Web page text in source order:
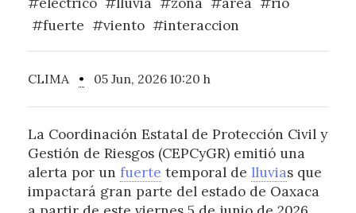
#fuerte #viento #interaccion
CLIMA • 05 Jun, 2026 10:20 h
La Coordinación Estatal de Protección Civil y
Gestión de Riesgos (CEPCyGR) emitió una
alerta por un fuerte temporal de lluvias que
impactará gran parte del estado de Oaxaca